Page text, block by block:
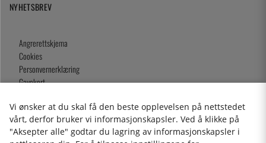
NYHETSBREV
Angrerettskjema
Cookies
Personvernerklæring
Gavekort
Vi ønsker at du skal få den beste opplevelsen på nettstedet
vårt, derfor bruker vi informasjonskapsler. Ved å klikke på
"Aksepter alle" godtar du lagring av informasjonskapsler i